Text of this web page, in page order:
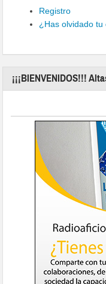
Registro
¿Has olvidado tu
¡¡¡BIENVENIDOS!!!